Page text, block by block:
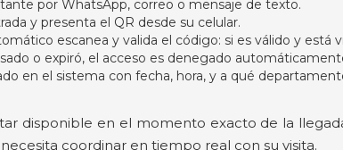
por WhatsApp, correo o mensaje de texto.
y presenta el QR desde su celular.
escanea y valida el código: si es válido y está
o expiró, el acceso es denegado
en el sistema con fecha, hora, y a qué
disponible en el momento exacto de la
coordinar en tiempo real con su visita.